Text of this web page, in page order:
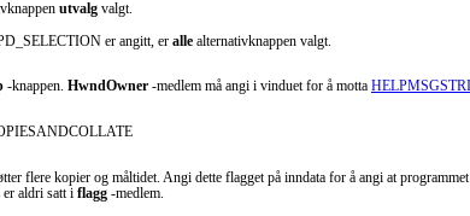
utvalg valgt.
er angitt, er alle alternativknappen valgt.
-knappen. HwndOwner -medlem må angi i vinduet for å motta
flere kopier og måltidet. Angi dette flagget på inndata for å angi at
aldri satt i flagg -medlem.